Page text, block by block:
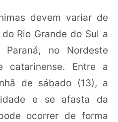
devem variar de
Rio Grande do Sul a
no Nordeste
catarinense. Entre a
de sábado (13), a
e se afasta da
ocorrer de forma